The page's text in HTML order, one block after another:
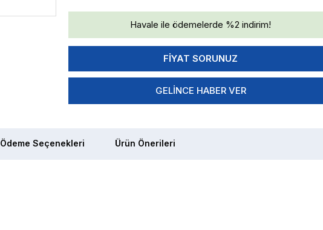
Havale ile ödemelerde %2 indirim!
GELINCE HABER VER
Ödeme Seçenekleri Ürün Önerileri